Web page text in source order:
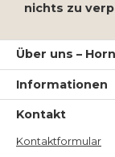
nichts zu
Über uns –
Informationen
Kontakt
Kontaktformular